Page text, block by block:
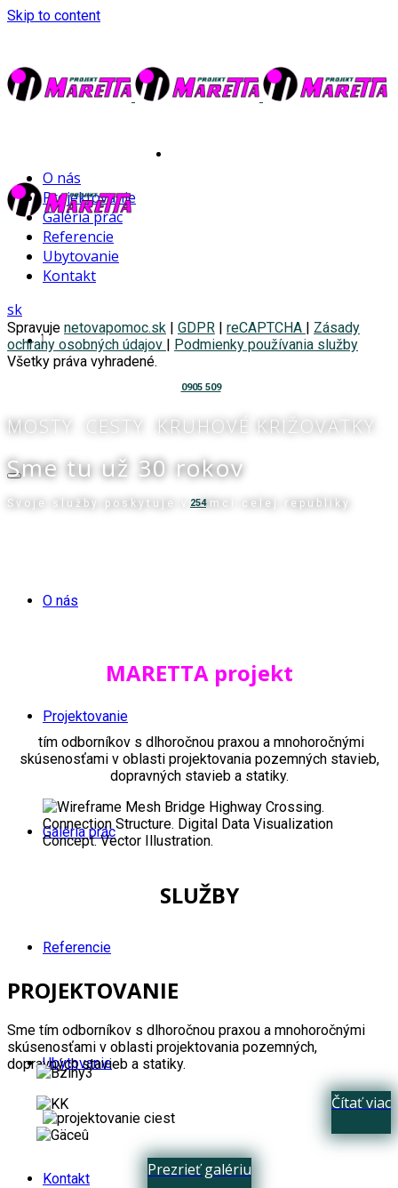
Skip to content
0905 509
254
O nás
Projektovanie
Galéria prác
Referencie
Ubytovanie
Kontakt
O nás
Projektovanie
Galéria prác
Referencie
Ubytovanie
Kontakt
sk
Spravuje netovapomoc.sk | GDPR | reCAPTCHA | Zásady
ochrany osobných údajov | Podmienky používania služby
Všetky práva vyhradené.
MOSTY. CESTY. KRUHOVÉ KRIŽOVATKY.
Sme tu už 30 rokov
Svoje služby poskytuje v rámci celej republiky.
MARETTA projekt
tím odborníkov s dlhoročnou praxou a mnohoročnými
skúsenosťami v oblasti projektovania pozemných stavieb,
dopravných stavieb a statiky.
SLUŽBY
PROJEKTOVANIE
Sme tím odborníkov s dlhoročnou praxou a mnohoročnými
skúsenosťami v oblasti projektovania pozemných,
dopravných stavieb a statiky.
Čítať viac
Prezrieť galériu